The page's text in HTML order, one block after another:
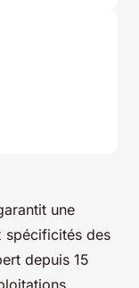
une
spécificités des
depuis 15